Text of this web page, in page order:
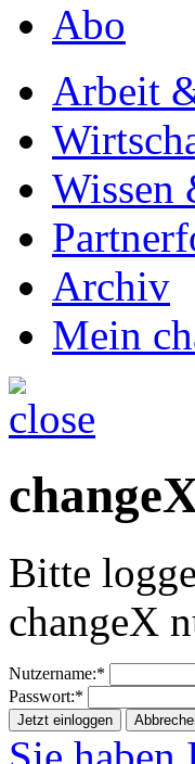
Abo
Arbeit
Wissen
Archiv
Mein
Bitte
changeX
Nutzername:*
Passwort:*
Jetzt einloggen